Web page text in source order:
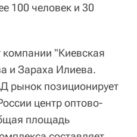
100 человек и 30
"Киевская
и Зараха Илиева.
рынок позиционирует
центр оптово-
площадь